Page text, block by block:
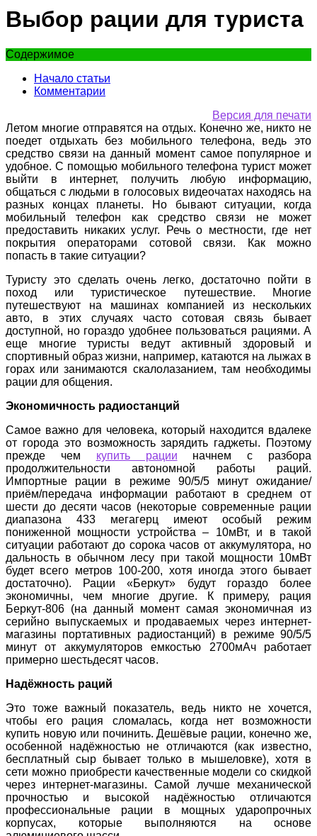
Выбор рации для туриста
Содержимое
Начало статьи
Комментарии
Версия для печати
Летом многие отправятся на отдых. Конечно же, никто не
поедет отдыхать без мобильного телефона, ведь это
средство связи на данный момент самое популярное и
удобное. С помощью мобильного телефона турист может
выйти в интернет, получить любую информацию,
общаться с людьми в голосовых видеочатах находясь на
разных концах планеты. Но бывают ситуации, когда
мобильный телефон как средство связи не может
предоставить никаких услуг. Речь о местности, где нет
покрытия операторами сотовой связи. Как можно
попасть в такие ситуации?
Туристу это сделать очень легко, достаточно пойти в
поход или туристическое путешествие. Многие
путешествуют на машинах компанией из нескольких
авто, в этих случаях часто сотовая связь бывает
доступной, но гораздо удобнее пользоваться рациями. А
еще многие туристы ведут активный здоровый и
спортивный образ жизни, например, катаются на лыжах в
горах или занимаются скалолазанием, там необходимы
рации для общения.
Экономичность радиостанций
Самое важно для человека, который находится вдалеке
от города это возможность зарядить гаджеты. Поэтому
прежде чем купить рации начнем с разбора
продолжительности автономной работы раций.
Импортные рации в режиме 90/5/5 минут ожидание/
приём/передача информации работают в среднем от
шести до десяти часов (некоторые современные рации
диапазона 433 мегагерц имеют особый режим
пониженной мощности устройства – 10мВт, и в такой
ситуации работают до сорока часов от аккумулятора, но
дальность в обычном лесу при такой мощности 10мВт
будет всего метров 100-200, хотя иногда этого бывает
достаточно). Рации «Беркут» будут гораздо более
экономичны, чем многие другие. К примеру, рация
Беркут-806 (на данный момент самая экономичная из
серийно выпускаемых и продаваемых через интернет-
магазины портативных радиостанций) в режиме 90/5/5
минут от аккумуляторов емкостью 2700мАч работает
примерно шестьдесят часов.
Надёжность раций
Это тоже важный показатель, ведь никто не хочется,
чтобы его рация сломалась, когда нет возможности
купить новую или починить. Дешёвые рации, конечно же,
особенной надёжностью не отличаются (как известно,
бесплатный сыр бывает только в мышеловке), хотя в
сети можно приобрести качественные модели со скидкой
через интернет-магазины. Самой лучше механической
прочностью и высокой надёжностью отличаются
профессиональные рации в мощных ударопрочных
корпусах, которые выполняются на основе